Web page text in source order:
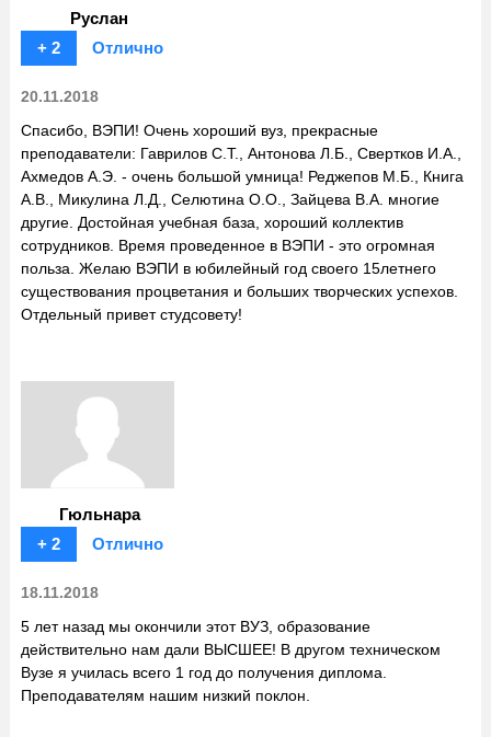
Руслан
+ 2
Отлично
20.11.2018
Спасибо, ВЭПИ! Очень хороший вуз, прекрасные
преподаватели: Гаврилов С.Т., Антонова Л.Б., Свертков И.А.,
Ахмедов А.Э. - очень большой умница! Реджепов М.Б., Книга
А.В., Микулина Л.Д., Селютина О.О., Зайцева В.А. многие
другие. Достойная учебная база, хороший коллектив
сотрудников. Время проведенное в ВЭПИ - это огромная
польза. Желаю ВЭПИ в юбилейный год своего 15летнего
существования процветания и больших творческих успехов.
Отдельный привет студсовету!
Гюльнара
+ 2
Отлично
18.11.2018
5 лет назад мы окончили этот ВУЗ, образование
действительно нам дали ВЫСШЕЕ! В другом техническом
Вузе я училась всего 1 год до получения диплома.
Преподавателям нашим низкий поклон.